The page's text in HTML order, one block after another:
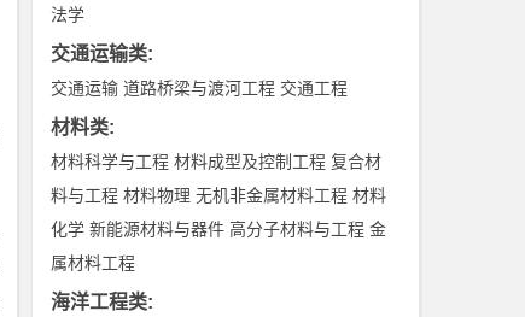
法学
交通运输类:
交通运输 道路桥梁与渡河工程 交通工程
材料类:
材料科学与工程 材料成型及控制工程 复合材
料与工程 材料物理 无机非金属材料工程 材料
化学 新能源材料与器件 高分子材料与工程 金
属材料工程
海洋工程类: